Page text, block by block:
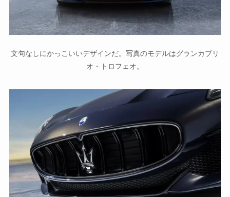
文句なしにかっこいいデザインだ。写真のモデルはグランカブリ
オ・トロフェオ。